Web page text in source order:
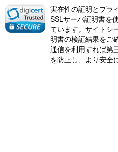
実在性の証明とプラ
SSLサーバ証明書を
ています。サイトシ
明書の検証結果をご
通信を利用すれば第
を防止し、より安全